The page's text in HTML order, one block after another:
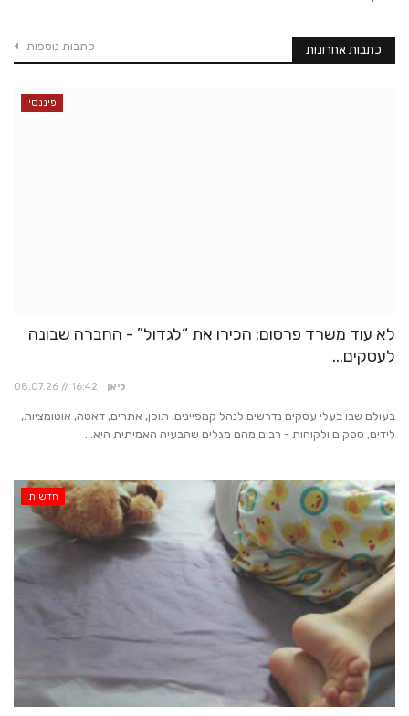
כתבות אחרונות כתבות נוספות
פיננסי
לא עוד משרד פרסום: הכירו את “לגדול” - החברה שבונה
לעסקים...
08.07.26 // 16:42 ליאן
בעולם שבו בעלי עסקים נדרשים לנהל קמפיינים, תוכן, אתרים, דאטה, אוטומציות,
לידים, ספקים ולקוחות - רבים מהם מגלים שהבעיה האמיתית היא...
חדשות